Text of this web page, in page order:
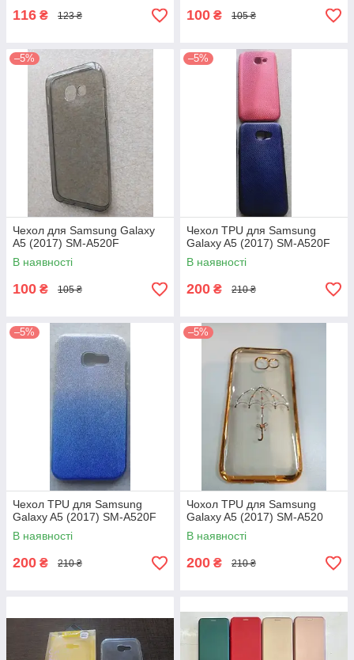
116 ₴ 123 ₴ 100 ₴ 105 ₴
–5%
Чехол для Samsung Galaxy
A5 (2017) SM-A520F
В наявності
100 ₴ 105 ₴
–5%
Чехол TPU для Samsung
Galaxy A5 (2017) SM-A520F
В наявності
200 ₴ 210 ₴
–5%
Чехол TPU для Samsung
Galaxy A5 (2017) SM-A520F
В наявності
200 ₴ 210 ₴
–5%
Чохол TPU для Samsung
Galaxy A5 (2017) SM-A520
В наявності
200 ₴ 210 ₴